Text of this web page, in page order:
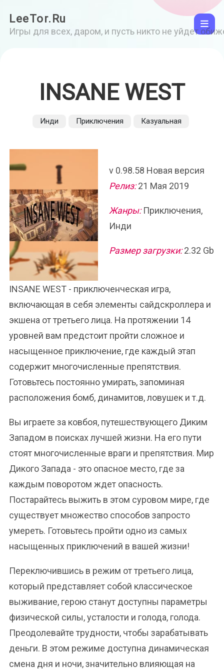
LeeTor.Ru
Игры для всех, даром, и пусть никто не уйдет
INSANE WEST
Инди Приключения Казуальная
v 0.98.58 Новая версия
Релиз:21 Мая 2019
Жанры:Приключения,
Инди
Размер загрузки:2.32 Gb
INSANE WEST - приключенческая игра,
включающая в себя элементы сайдскроллера и
экшена от третьего лица. На протяжении 14
уровней вам предстоит пройти сложное и
насыщенное приключение, где каждый этап
содержит многочисленные препятствия.
Готовьтесь постоянно умирать, запоминая
расположения бомб, динамитов, ловушек и т.д.
Вы играете за ковбоя, путешествующего Диким
Западом в поисках лучшей жизни. На его пути
стоят многочисленные враги и препятствия. Мир
Дикого Запада - это опасное место, где за
каждым поворотом ждет опасность.
Постарайтесь выжить в этом суровом мире, где
существует множество способов запросто
умереть. Готовьтесь пройти одно из самых
насыщенных приключений в вашей жизни!
Переключившись в режим от третьего лица,
который представляет собой классическое
выживание, герою станут доступны параметры
физической силы, усталости и голода, голода.
Преодолевайте трудности, чтобы зарабатывать
деньги. В этом режиме доступна динамическая
смена дня и ночи, значительно влияющая на